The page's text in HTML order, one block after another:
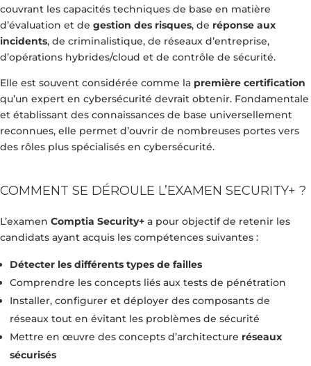
couvrant les capacités techniques de base en matière
d’évaluation et de gestion des risques, de réponse aux
incidents, de criminalistique, de réseaux d’entreprise,
d’opérations hybrides/cloud et de contrôle de sécurité.
Elle est souvent considérée comme la première certification
qu’un expert en cybersécurité devrait obtenir. Fondamentale
et établissant des connaissances de base universellement
reconnues, elle permet d’ouvrir de nombreuses portes vers
des rôles plus spécialisés en cybersécurité.
COMMENT SE DÉROULE L’EXAMEN SECURITY+ ?
L’examen Comptia Security+ a pour objectif de retenir les
candidats ayant acquis les compétences suivantes :
Détecter les différents types de failles
Comprendre les concepts liés aux tests de pénétration
Installer, configurer et déployer des composants de
réseaux tout en évitant les problèmes de sécurité
Mettre en œuvre des concepts d’architecture réseaux
sécurisés